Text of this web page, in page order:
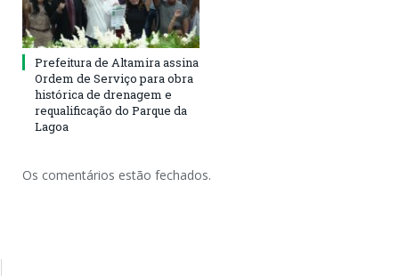
Prefeitura de Altamira assina
Ordem de Serviço para obra
histórica de drenagem e
requalificação do Parque da
Lagoa
Os comentários estão fechados.